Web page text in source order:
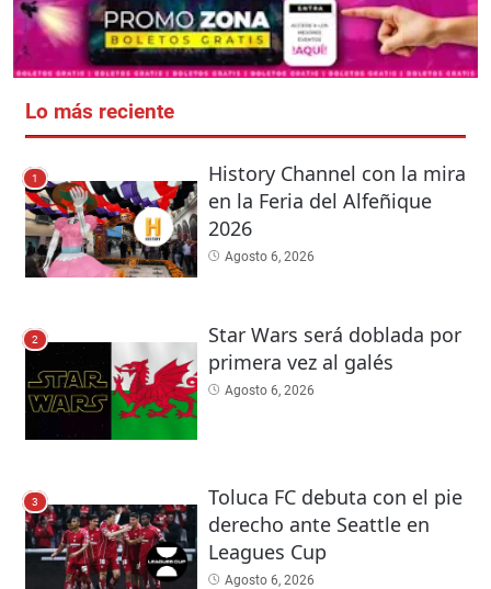
Lo más reciente
1
History Channel con la mira
en la Feria del Alfeñique
2026
Agosto 6, 2026
2
Star Wars será doblada por
primera vez al galés
Agosto 6, 2026
3
Toluca FC debuta con el pie
derecho ante Seattle en
Leagues Cup
Agosto 6, 2026